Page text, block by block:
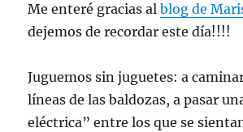
Me enteré gracias alblog de
dejemos de recordar este día!!!!
Juguemos sin juguetes: a
líneas de las baldozas, a pasar
eléctrica” entre los que se